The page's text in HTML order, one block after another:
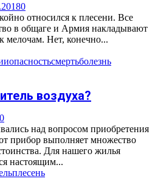
0
относился к плесени. Все
в общаге и Армия накладывают
мелочам. Нет, конечно...
опасностьсмертьболезнь
воздуха?
0
над вопросом приобретения
прибор выполняет множество
Для нашего жилья
настоящим...
плесень